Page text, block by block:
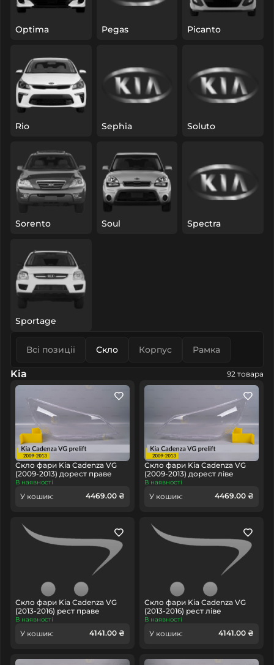
Optima Pegas Picanto
Rio Sephia Soluto
Sorento Soul Spectra
Sportage
Всі позиції Скло Корпус Рамка
Kia 92 товара
Скло фари Kia Cadenza VG
(2009-2013) дорест праве
В наявності
У кошик: 4469.00 ₴
Скло фари Kia Cadenza VG
(2009-2013) дорест ліве
В наявності
У кошик: 4469.00 ₴
Скло фари Kia Cadenza VG
(2013-2016) рест праве
В наявності
У кошик: 4141.00 ₴
Скло фари Kia Cadenza VG
(2013-2016) рест ліве
В наявності
У кошик: 4141.00 ₴